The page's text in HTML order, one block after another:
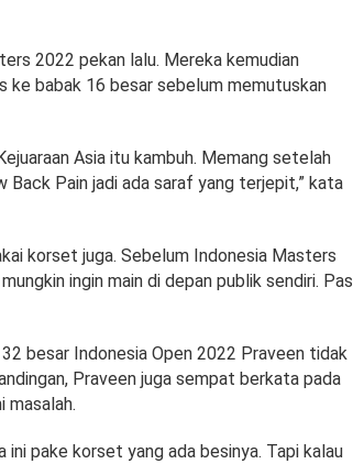
2022 pekan lalu. Mereka kemudian
ke babak 16 besar sebelum memutuskan
Asia itu kambuh. Memang setelah
Back Pain jadi ada saraf yang terjepit,” kata
korset juga. Sebelum Indonesia Masters
ingin main di depan publik sendiri. Pas
besar Indonesia Open 2022 Praveen tidak
Praveen juga sempat berkata pada
masalah.
ini pake korset yang ada besinya. Tapi kalau